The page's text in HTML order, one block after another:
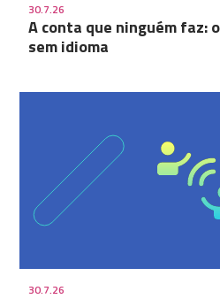
30.7.26
A conta que ninguém faz:
sem idioma
30.7.26